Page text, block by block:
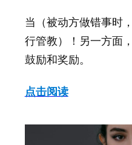
当（被动方做错事时
行管教）！另一方面
鼓励和奖励。
点击阅读